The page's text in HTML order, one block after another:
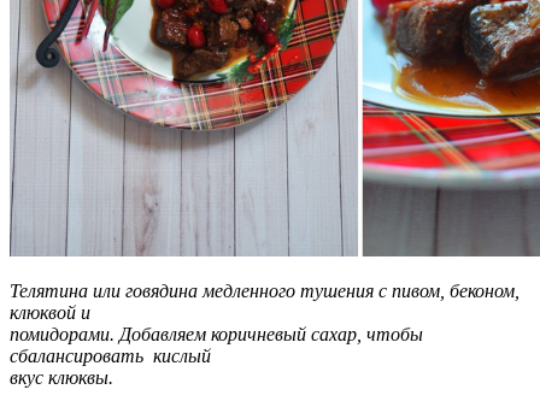
Телятина или говядина медленного тушения с пивом, беконом,
клюквой и
помидорами. Добавляем коричневый сахар, чтобы
сбалансировать кислый
вкус клюквы.